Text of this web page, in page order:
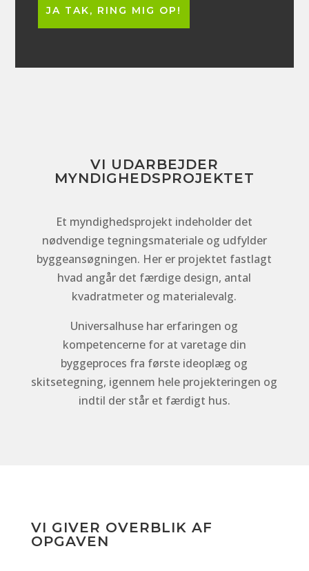
VI UDARBEJDER
MYNDIGHEDSPROJEKTET
Et myndighedsprojekt indeholder det
nødvendige tegningsmateriale og udfylder
byggeansøgningen. Her er projektet fastlagt
hvad angår det færdige design, antal
kvadratmeter og materialevalg.
Universalhuse har erfaringen og
kompetencerne for at varetage din
byggeproces fra første ideoplæg og
skitsetegning, igennem hele projekteringen og
indtil der står et færdigt hus.
VI GIVER OVERBLIK AF
OPGAVEN